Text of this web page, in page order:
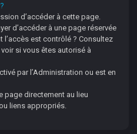
d’accéder à cette page.
d’accéder à une page réservée
l’accès est contrôlé ? Consultez
si vous êtes autorisé à
par l’Administration ou est en
page directement au lieu
liens appropriés.